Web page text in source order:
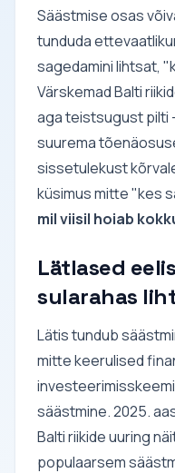
Säästmise osas
tunduda
sagedamini lihtsat,
Värskemad Balti
aga teistsugust pilti
suurema
sissetulekust
küsimus mitte "kes
mil viisil hoiab
Lätlased
sularahas
Lätis tundub
mitte keerulised
säästmine. 2025.
Balti riikide uuring
populaarsem